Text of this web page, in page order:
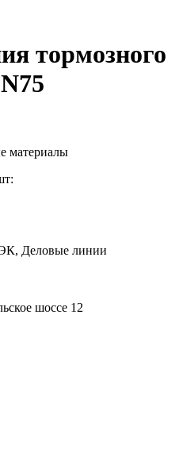
тормозного
материалы
:
Деловые линии
шоссе 12